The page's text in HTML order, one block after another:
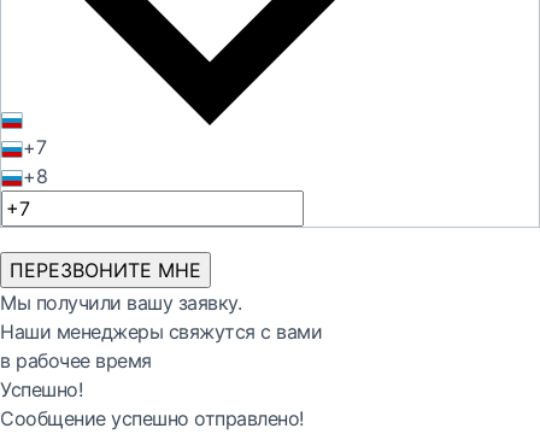
+7
+8
ПЕРЕЗВОНИТЕ МНЕ
Мы получили вашу заявку.
Наши менеджеры свяжутся с вами
в рабочее время
Успешно!
Сообщение успешно отправлено!